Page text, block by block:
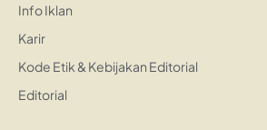
Info Iklan
Karir
Kode Etik & Kebijakan Editorial
Editorial